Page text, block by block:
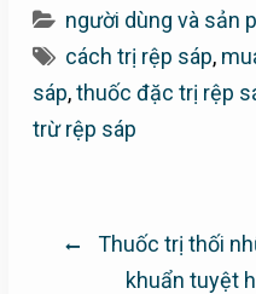
người dùng và sản
cách trị rệp sáp,
sáp,thuốc đặc trị rệp
trừ rệp sáp
Thuốc trị thối
khuẩn tuyệt